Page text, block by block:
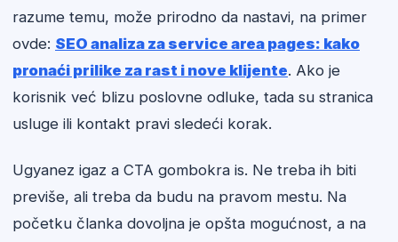
razume temu, može prirodno da nastavi, na primer
ovde: SEO analiza za service area pages: kako
pronaći prilike za rast i nove klijente. Ako je
korisnik već blizu poslovne odluke, tada su stranica
usluge ili kontakt pravi sledeći korak.
Ugyanez igaz a CTA gombokra is. Ne treba ih biti
previše, ali treba da budu na pravom mestu. Na
početku članka dovoljna je opšta mogućnost, a na